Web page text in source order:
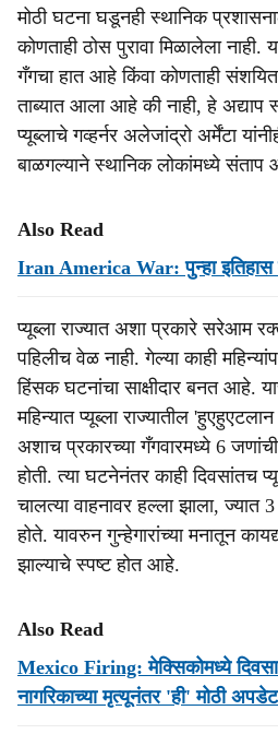
मोठी घटना घडूनही स्थानिक
कोणताही ठोस पुरावा मिळालेला नाही.
गँगचा हात आहे किंवा कोणताही
ताब्यात आला आहे की नाही, हे अद्याप
प्यूब्लाचे गव्हर्नर अलेजांद्रो अर्मेंटा
बाळगल्याने स्थानिक लोकांमध्ये संताप
Also Read
Iran America War: पुन्हा
प्यूब्ला राज्यात अशा प्रकारे सरेआम
पहिलीच वेळ नाही. गेल्या काही
हिंसक घटनांचा साक्षीदार बनत आहे.
महिन्यात प्यूब्ला राज्यातील
अशाच प्रकारच्या गँगवारमध्ये 6
होती. त्या घटनेनंतर काही दिवसांतच
चालत्या वाहनावर हल्ला झाला, ज्यात
होते. यावरुन गुन्हेगारांच्या मनातून
झाल्याचे स्पष्ट होत आहे.
Also Read
Mexico Firing: मेक्सिकोमध्ये
नागरिकाच्या मृत्यूनंतर 'ही' मोठी